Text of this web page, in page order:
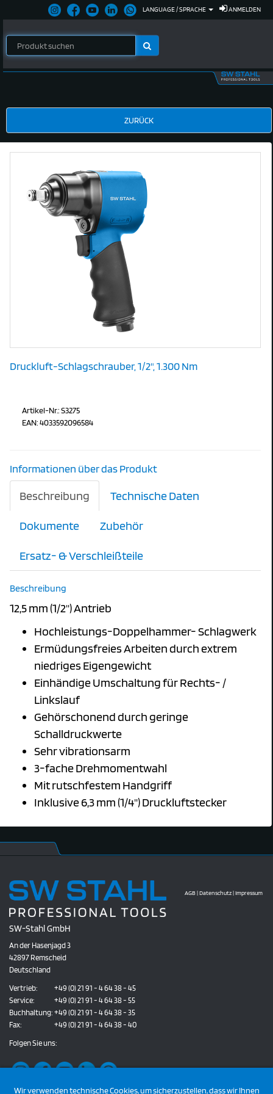
Wir verwenden technische Cookies, um sicherzustellen, dass wir Ihnen
ANMELDEN
LANGUAGE / SPRACHE
Druckluft-Schlagschrauber, 1/2", 1.300 Nm
Artikel-Nr.: S3275
EAN: 4033592096584
Informationen über das Produkt
Beschreibung Technische Daten
Dokumente Zubehör
Ersatz- & Verschleißteile
Beschreibung
12,5 mm (1/2") Antrieb
Hochleistungs-Doppelhammer- Schlagwerk
Ermüdungsfreies Arbeiten durch extrem
niedriges Eigengewicht
Einhändige Umschaltung für Rechts- /
Linkslauf
Gehörschonend durch geringe
Schalldruckwerte
Sehr vibrationsarm
3-fache Drehmomentwahl
Mit rutschfestem Handgriff
Inklusive 6,3 mm (1/4") Druckluftstecker
AGB|Datenschutz|Impressum
SW-Stahl GmbH
An der Hasenjagd 3
42897 Remscheid
Deutschland
Vertrieb:
+49 (0) 21 91 - 4 64 38 - 45
Service:
+49 (0) 21 91 - 4 64 38 - 55
Buchhaltung: +49 (0) 21 91 - 4 64 38 - 35
Fax:
+49 (0) 21 91 - 4 64 38 - 40
Folgen Sie uns:
Newsletter abonnieren: